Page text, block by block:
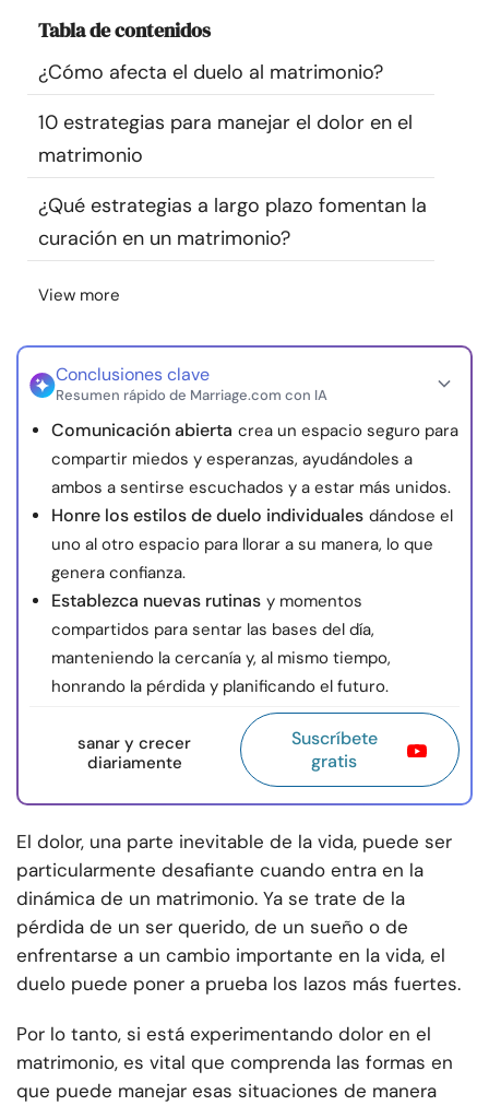
Encuentra un terapeuta
Idioma
Sobre nosotros Contáctanos Escríbenos
Publicidad con
nosotros
Tabla de contenidos
¿Cómo afecta el duelo al matrimonio?
10 estrategias para manejar el dolor en el
matrimonio
¿Qué estrategias a largo plazo fomentan la
curación en un matrimonio?
View more
Conclusiones clave
Resumen rápido de Marriage.com con IA
Comunicación abierta crea un espacio seguro para
compartir miedos y esperanzas, ayudándoles a
ambos a sentirse escuchados y a estar más unidos.
Honre los estilos de duelo individuales dándose el
uno al otro espacio para llorar a su manera, lo que
genera confianza.
Establezca nuevas rutinas y momentos
compartidos para sentar las bases del día,
manteniendo la cercanía y, al mismo tiempo,
honrando la pérdida y planificando el futuro.
sanar y crecer
diariamente
Suscríbete
gratis
El dolor, una parte inevitable de la vida, puede ser
particularmente desafiante cuando entra en la
dinámica de un matrimonio. Ya se trate de la
pérdida de un ser querido, de un sueño o de
enfrentarse a un cambio importante en la vida, el
duelo puede poner a prueba los lazos más fuertes.
Por lo tanto, si está experimentando dolor en el
matrimonio, es vital que comprenda las formas en
que puede manejar esas situaciones de manera